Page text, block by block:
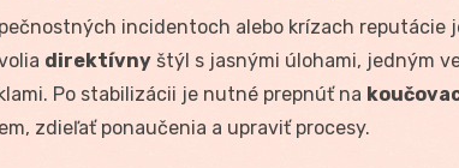
incidentoch alebo krízach reputácie
direktívny štýl s jasnými úlohami, jedným
Po stabilizácii je nutné prepnúť na
zdieľať ponaučenia a upraviť procesy.